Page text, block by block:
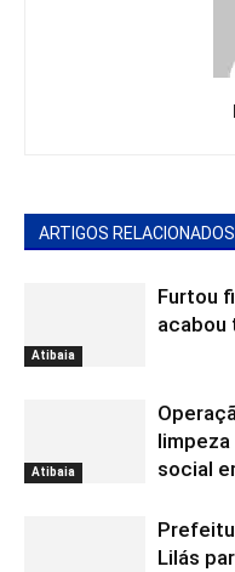
ARTIGOS RELACIONADOS
Atibaia
Furtou
acabou
Atibaia
social
Lilás